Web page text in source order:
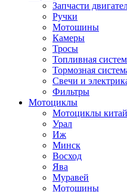
Запчасти
Ручки
Мотошины
Камеры
Тросы
Топливная
Тормозная
Свечи и
Фильтры
Мотоциклы
Мотоциклы
Урал
Иж
Минск
Восход
Ява
Муравей
Мотошины